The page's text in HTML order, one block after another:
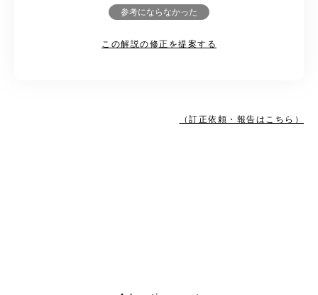
参考にならなかった
この解説の修正を提案する
（訂正依頼・報告はこちら）